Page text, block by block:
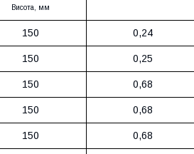
Висота , мм
150 0,24
150 0,25
150 0,68
150 0,68
150 0,68